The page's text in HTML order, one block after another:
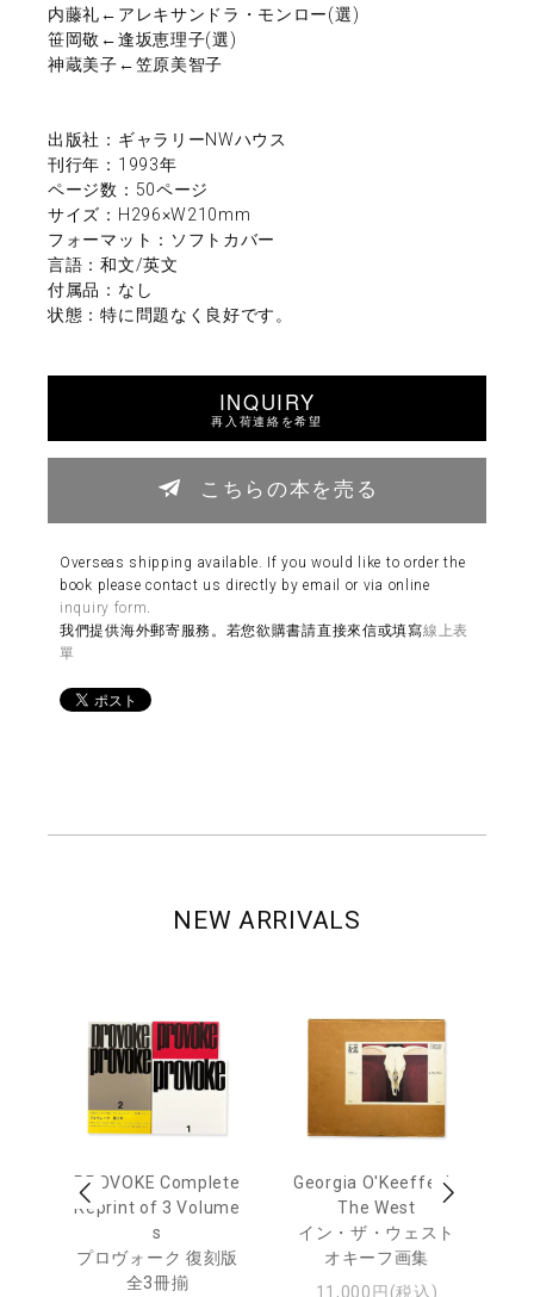
内藤礼←アレキサンドラ・モンロー(選)
笹岡敬←逢坂恵理子(選)
神蔵美子←笠原美智子
出版社：ギャラリーNWハウス
刊行年：1993年
ページ数：50ページ
サイズ：H296×W210mm
フォーマット：ソフトカバー
言語：和文/英文
付属品：なし
状態：特に問題なく良好です。
INQUIRY
再入荷連絡を希望
こちらの本を売る
Overseas shipping available. If you would like to order the
book please contact us directly by email or via online
inquiry form
我們提供海外郵寄服務。若您欲購書請直接來信或填寫線上表
單
NEW ARRIVALS
PROVOKE Complete
Reprint of 3 Volume
s
プロヴォーク 復刻版
全3冊揃
Georgia O'Keeffe: In
The West
イン・ザ・ウェスト
オキーフ画集
11,000円(税込)